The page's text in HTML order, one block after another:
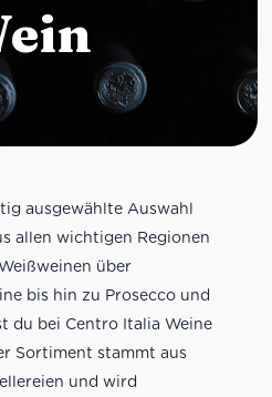
ausgewählte Auswahl
allen wichtigen Regionen
über
bis hin zu Prosecco und
du bei Centro Italia Weine
Sortiment stammt aus
und wird